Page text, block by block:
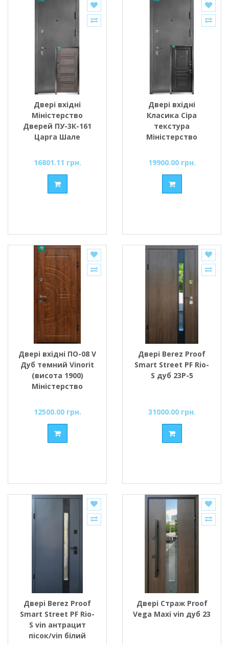
Двері вхідні
Міністерство
Дверей ПУ-3К-161
Царга Шале
16801.11 грн.
Двері вхідні
Класика Сіра
текстура
Міністерство
19900.00 грн.
Двері вхідні ПО-08 V
Дуб темний Vinorit
(висота 1900)
Міністерство
12500.00 грн.
Двері Berez Proof
Smart Street PF Rio-
S дуб 23P-5
31000.00 грн.
Двері Berez Proof
Smart Street PF Rio-
S vin антрацит
пісок/vin білий
Двері Страж Proof
Vega Maxi vin дуб 23